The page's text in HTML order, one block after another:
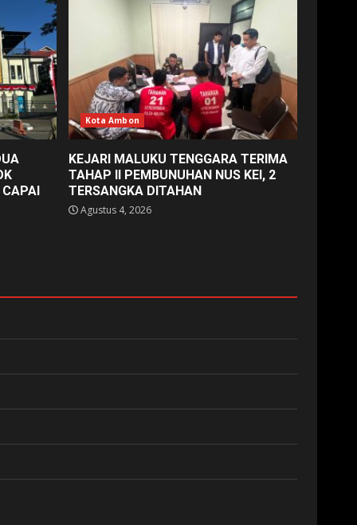
Kota Ambon
KEJARI MALUKU TENGGARA TERIMA
TAHAP II PEMBUNUHAN NUS KEI, 2
TERSANGKA DITAHAN
Agustus 4, 2026